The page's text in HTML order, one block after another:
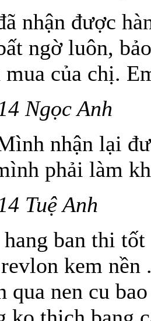
nhận được
ngờ luôn,
của chị.
Ngọc Anh
nhận lại
phải làm
Tuệ Anh
hang ban thi
kem nền
qua nen cu